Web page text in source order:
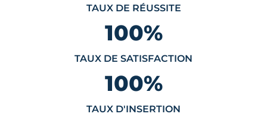
TAUX DE RÉUSSITE
100%
TAUX DE SATISFACTION
100%
TAUX D'INSERTION